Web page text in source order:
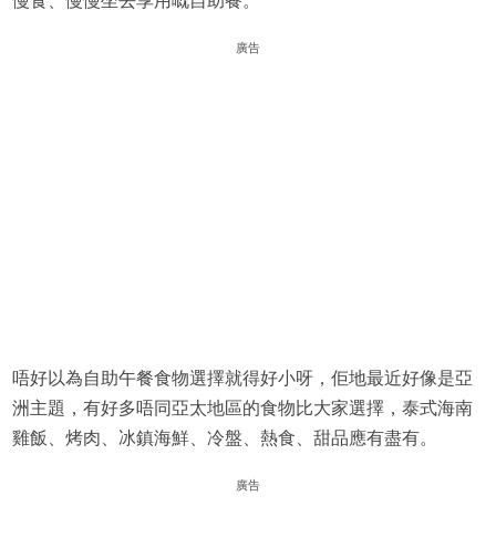
廣告
唔好以為自助午餐食物選擇就得好小呀，佢地最近好像是亞
洲主題，有好多唔同亞太地區的食物比大家選擇，泰式海南
雞飯、烤肉、冰鎮海鮮、冷盤、熱食、甜品應有盡有。
廣告